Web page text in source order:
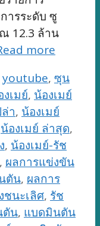
ารระดับ ซู
12.3 ล้าน
more
youtube, ซุน
เมย์, น้องเมย์
า, น้องเมย์
น้องเมย์ ล่าสุด,
, น้องเมย์-รัช
, ผลการแข่งขัน
ตัน, ผลการ
ชนะเลิศ, รัช
ตัน, แบดมินตัน